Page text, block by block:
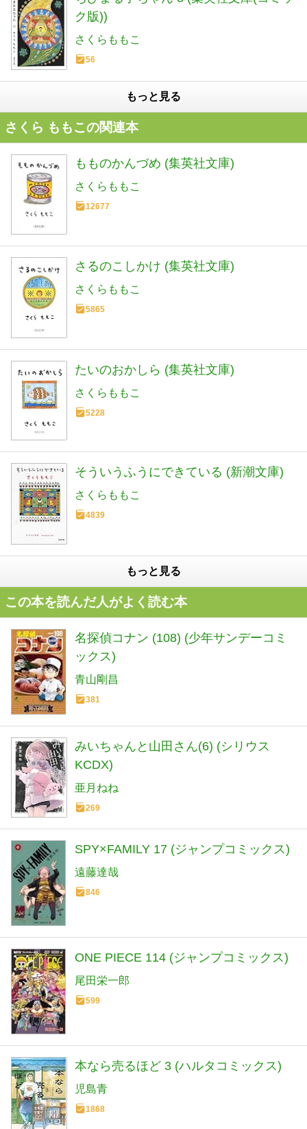
ク版))
さくらももこ
56
もっと見る
さくら ももこの関連本
もものかんづめ (集英社文庫)
さくらももこ
12677
さるのこしかけ (集英社文庫)
さくらももこ
5865
たいのおかしら (集英社文庫)
さくらももこ
5228
そういうふうにできている (新潮文庫)
さくらももこ
4839
もっと見る
この本を読んだ人がよく読む本
名探偵コナン (108) (少年サンデーコミ
ックス)
青山剛昌
381
みいちゃんと山田さん(6) (シリウス
KCDX)
亜月ねね
269
SPY×FAMILY 17 (ジャンプコミックス)
遠藤達哉
846
ONE PIECE 114 (ジャンプコミックス)
尾田栄一郎
599
本なら売るほど 3 (ハルタコミックス)
児島青
1868